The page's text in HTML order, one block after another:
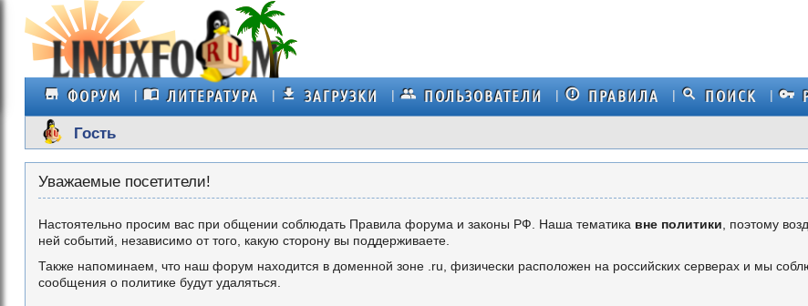
ФОРУМ ЛИТЕРАТУРА ЗАГРУЗКИ ПОЛЬЗОВАТЕЛИ ПРАВИЛА ПОИСК
Гость
Уважаемые посетители!
Настоятельно просим вас при общении соблюдать Правила форума и законы РФ. Наша тематика вне политики , поэтому
ней событий, независимо от того, какую сторону вы поддерживаете.
Также напоминаем, что наш форум находится в доменной зоне .ru, физически расположен на российских серверах и мы
сообщения о политике будут удаляться.